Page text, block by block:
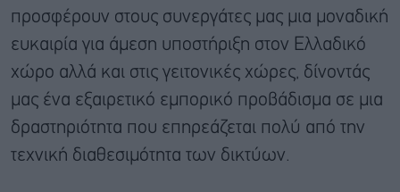
προσφέρουν στους συνεργάτες μας μια μοναδική
ευκαιρία για άμεση υποστήριξη στον Ελλαδικό
χώρο αλλά και στις γειτονικές χώρες, δίνοντάς
μας ένα εξαιρετικό εμπορικό προβάδισμα σε μια
δραστηριότητα που επηρεάζεται πολύ από την
τεχνική διαθεσιμότητα των δικτύων.